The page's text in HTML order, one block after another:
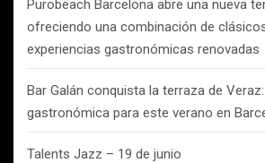
Purobeach Barcelona abre una nueva
ofreciendo una combinación de
experiencias gastronómicas renovadas
Bar Galán conquista la terraza de
gastronómica para este verano en
Talents Jazz – 19 de junio